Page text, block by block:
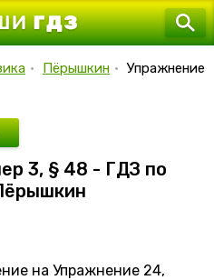
• Пёрышкин • Упражнение
3, § 48 - ГДЗ по
на Упражнение 24,